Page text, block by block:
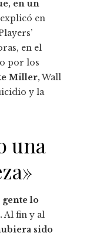
en un
explicó en
en el
por los
Miller,Wall
y la
una
gente lo
Al fin y al
sido